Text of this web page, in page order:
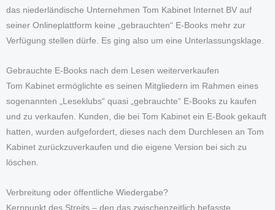
das niederländische Unternehmen Tom Kabinet Internet BV auf
seiner Onlineplattform keine „gebrauchten“ E-Books mehr zur
Verfügung stellen dürfe. Es ging also um eine Unterlassungsklage.
Gebrauchte E-Books nach dem Lesen weiterverkaufen
Tom Kabinet ermöglichte es seinen Mitgliedern im Rahmen eines
sogenannten „Leseklubs“ quasi „gebrauchte“ E-Books zu kaufen
und zu verkaufen. Kunden, die bei Tom Kabinet ein E-Book gekauft
hatten, wurden aufgefordert, dieses nach dem Durchlesen an Tom
Kabinet zurückzuverkaufen und die eigene Version bei sich zu
löschen.
Verbreitung oder öffentliche Wiedergabe?
Kernpunkt des Streits – den das zwischenzeitlich befasste